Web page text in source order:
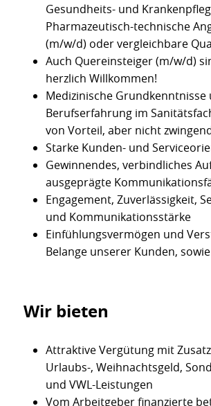
Gesundheits- und
Pharmazeutisch-technische
(m/w/d) oder vergleichbare
Auch Quereinsteiger (m/w/d)
herzlich Willkommen!
Medizinische Grundkenntnisse
Berufserfahrung im
von Vorteil, aber nicht
Starke Kunden- und
Gewinnendes, verbindliches
ausgeprägte
Engagement, Zuverlässigkeit,
und Kommunikationsstärke
Einfühlungsvermögen und
Belange unserer Kunden,
Wir bieten
Attraktive Vergütung mit
Urlaubs-, Weihnachtsgeld,
und VWL-Leistungen
Vom Arbeitgeber finanzierte